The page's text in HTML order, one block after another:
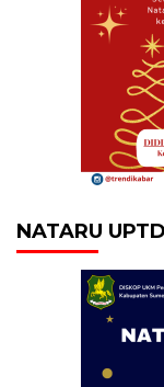
NATARU